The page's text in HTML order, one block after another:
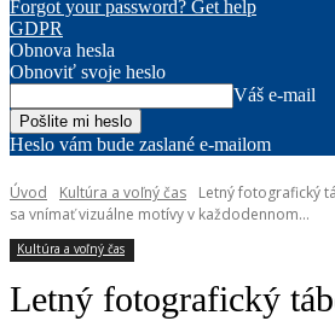
Forgot your password? Get help
GDPR
Obnova hesla
Obnoviť svoje heslo
Váš e-mail
Heslo vám bude zaslané e-mailom
Úvod Kultúra a voľný čas
Letný fotografický
sa vnímať vizuálne motívy v každodennom...
Kultúra a voľný čas
Letný fotografický